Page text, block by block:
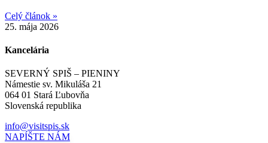
Celý článok »
25. mája 2026
Kancelária
SEVERNÝ SPIŠ – PIENINY
Námestie sv. Mikuláša 21
064 01 Stará Ľubovňa
Slovenská republika
info@visitspis.sk
NAPÍŠTE NÁM